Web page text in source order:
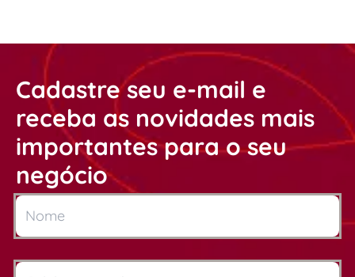
Cadastre seu e-mail e
receba as novidades mais
importantes para o seu
negócio